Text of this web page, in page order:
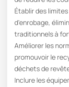
Établir des
d'enrobage,
traditionnels à
Améliorer les
promouvoir le
déchets de
Inclure les